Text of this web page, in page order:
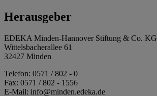
Herausgeber
EDEKA Minden-Hannover Stiftung & Co. KG
Wittelsbacherallee 61
32427 Minden
Telefon: 0571 / 802 - 0
Fax: 0571 / 802 - 1556
E-Mail: info@minden.edeka.de